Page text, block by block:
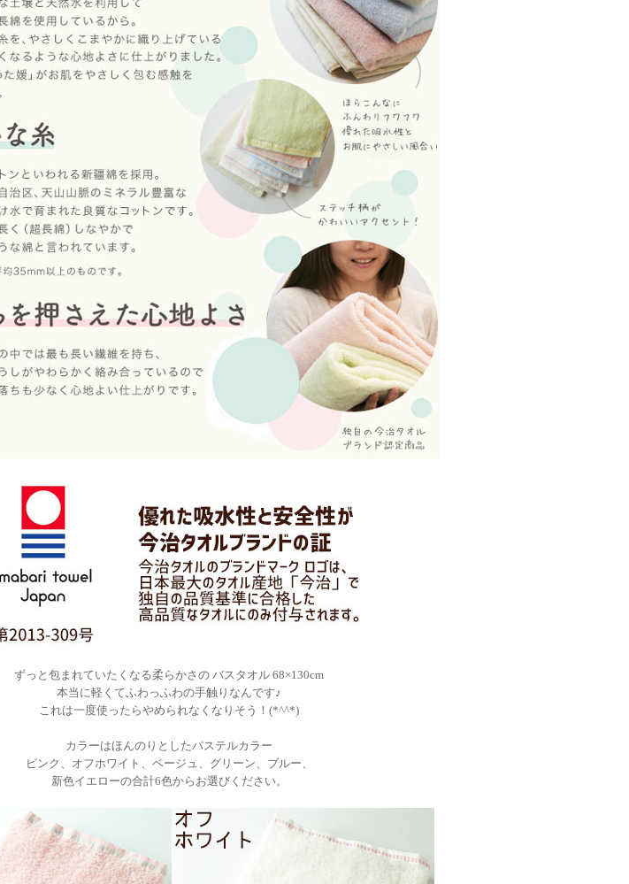
ずっと包まれていたくなる柔らかさの バスタオル 68×130cm
本当に軽くてふわっふわの手触りなんです♪
これは一度使ったらやめられなくなりそう！(*^^*)
カラーはほんのりとしたパステルカラー
ピンク、オフホワイト、ベージュ、グリーン、ブルー、
新色イエローの合計6色からお選びください。